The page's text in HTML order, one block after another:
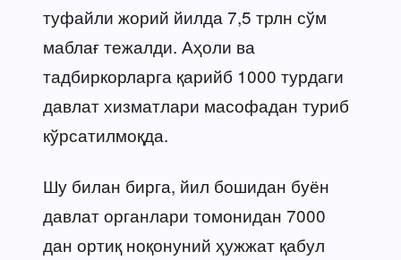
туфайли жорий йилда 7,5 трлн сўм
маблағ тежалди. Аҳоли ва
тадбиркорларга қарийб 1000 турдаги
давлат хизматлари масофадан туриб
кўрсатилмоқда.
Шу билан бирга, йил бошидан буён
давлат органлари томонидан 7000
дан ортиқ ноқонуний ҳужжат қабул